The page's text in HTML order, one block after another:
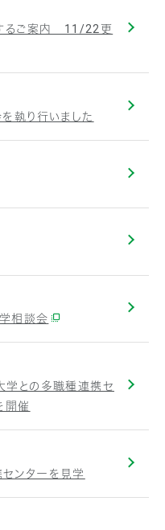
するご案内 11/22更
執り行いました
学相談会
学との多職種連携セ
開催
ンターを見学